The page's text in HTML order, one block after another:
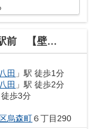
58型TV設備】
八田 」駅 徒歩1分
田 」駅 徒歩2分
徒歩3分
烏森町６丁目290